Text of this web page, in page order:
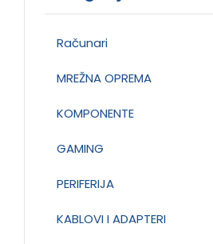
Računari
MREŽNA OPREMA
KOMPONENTE
GAMING
PERIFERIJA
KABLOVI I ADAPTERI